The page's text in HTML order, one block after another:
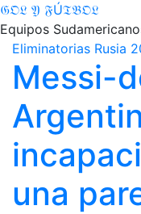
𝔊𝔒𝔏 𝔜 𝔉Ú𝔗𝔅𝔒𝔏
Equipos
Eliminatorias Rusia
Messi-
una